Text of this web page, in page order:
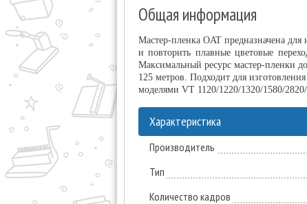
Общая информация
Мастер-пленка OAT предназначена для
и повторить плавные цветовые
Максимальный ресурс мастер-пленки
125 метров. Подходит для
моделями VT 1120/1220/1320/1580/
Характеристика
Производитель
Тип
Количество кадров